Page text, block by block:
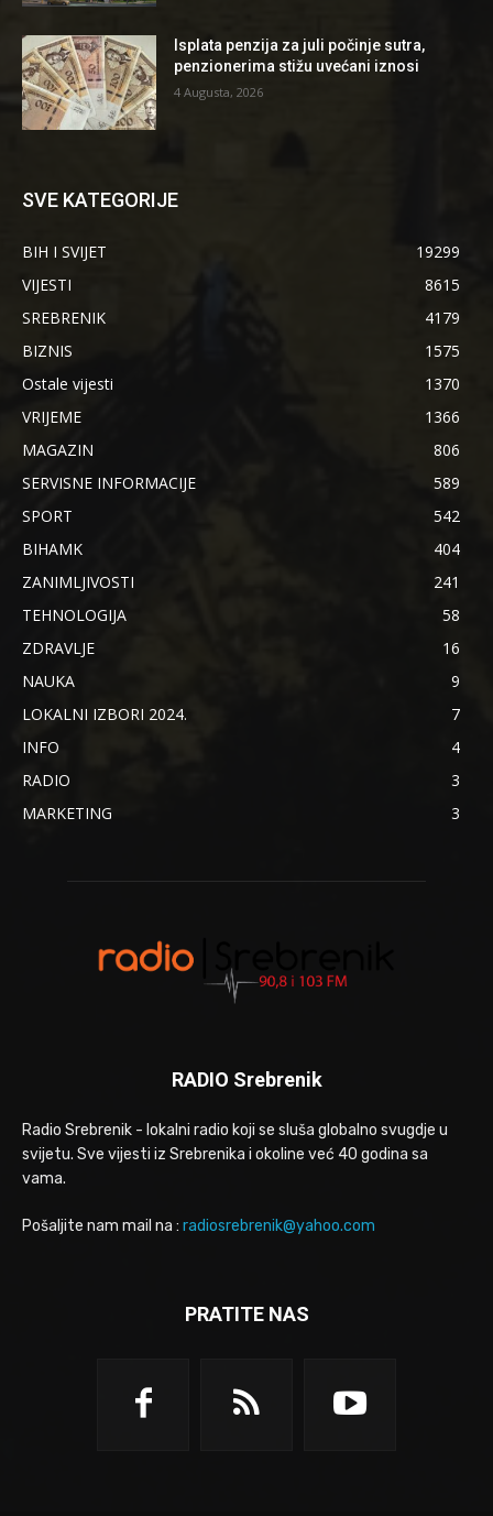
Isplata penzija za juli počinje sutra,
penzionerima stižu uvećani iznosi
4 Augusta, 2026
SVE KATEGORIJE
BIH I SVIJET
19299
VIJESTI
8615
SREBRENIK
4179
BIZNIS
1575
Ostale vijesti
1370
VRIJEME
1366
MAGAZIN
806
SERVISNE INFORMACIJE
589
SPORT
542
BIHAMK
404
ZANIMLJIVOSTI
241
TEHNOLOGIJA
58
ZDRAVLJE
16
NAUKA
9
LOKALNI IZBORI 2024.
7
INFO
4
RADIO
3
MARKETING
3
RADIO Srebrenik
Radio Srebrenik - lokalni radio koji se sluša globalno svugdje u
svijetu. Sve vijesti iz Srebrenika i okoline već 40 godina sa
vama.
Pošaljite nam mail na : radiosrebrenik@yahoo.com
PRATITE NAS